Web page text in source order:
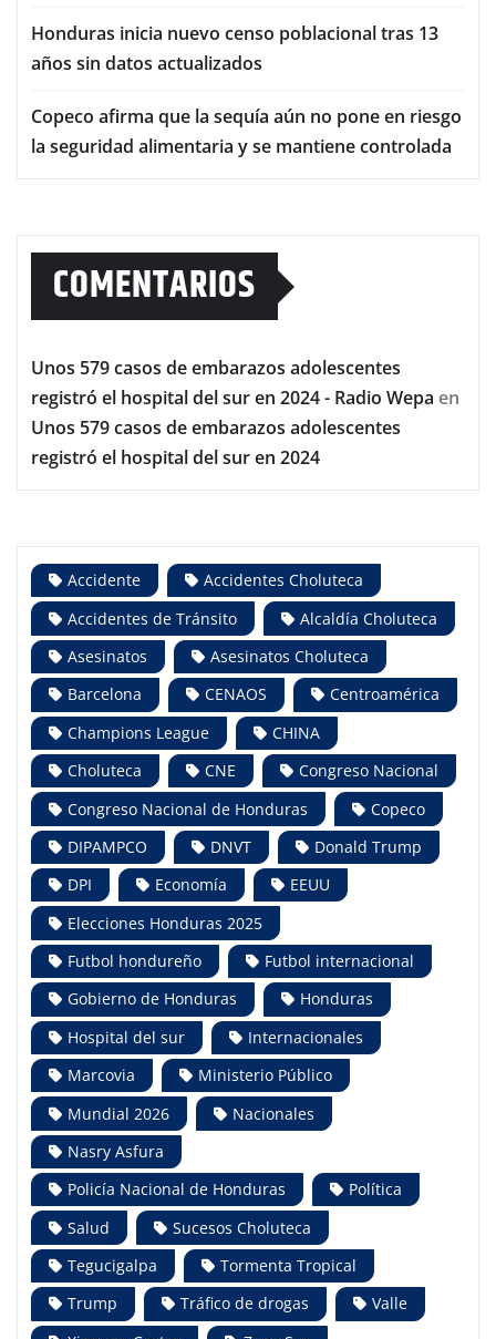
Honduras inicia nuevo censo poblacional tras 13
años sin datos actualizados
Copeco afirma que la sequía aún no pone en riesgo
la seguridad alimentaria y se mantiene controlada
COMENTARIOS
Unos 579 casos de embarazos adolescentes
registró el hospital del sur en 2024 - Radio Wepa en
Unos 579 casos de embarazos adolescentes
registró el hospital del sur en 2024
Accidente
Accidentes Choluteca
Accidentes de Tránsito
Alcaldía Choluteca
Asesinatos
Asesinatos Choluteca
Barcelona
CENAOS
Centroamérica
Champions League
CHINA
Choluteca
CNE
Congreso Nacional
Congreso Nacional de Honduras
Copeco
DIPAMPCO
DNVT
Donald Trump
DPI
Economía
EEUU
Elecciones Honduras 2025
Futbol hondureño
Futbol internacional
Gobierno de Honduras
Honduras
Hospital del sur
Internacionales
Marcovia
Ministerio Público
Mundial 2026
Nacionales
Nasry Asfura
Policía Nacional de Honduras
Política
Salud
Sucesos Choluteca
Tegucigalpa
Tormenta Tropical
Trump
Tráfico de drogas
Valle